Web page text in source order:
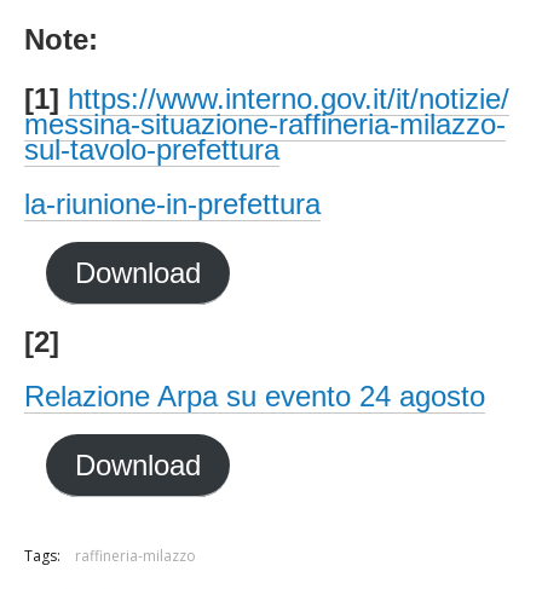
Note:
[1] https://www.interno.gov.it/it/notizie/
messina-situazione-raffineria-milazzo-
sul-tavolo-prefettura
la-riunione-in-prefettura
Download
[2]
Relazione Arpa su evento 24 agosto
Download
Tags: raffineria-milazzo